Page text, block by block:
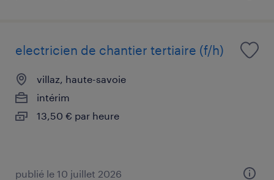
electricien de chantier tertiaire (f/h)
villaz, haute-savoie
intérim
13,50 € par heure
publié le 10 juillet 2026